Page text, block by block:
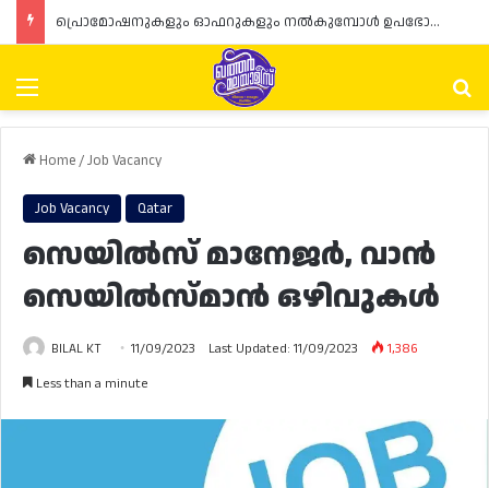
പ്രൊമോഷനുകളും ഓഫറുകളും നൽകുമ്പോൾ ഉപഭോക്താക്കളുടെ അവകാശങ്ങൾ ഉറപ്പാക്കണമെന്ന് ഖത്തർ വാണിജ്യ വ്യവസായ മന്ത്രാലയത്തിന്റെ (MoCI) നിർദ്ദേശം
Menu
Home/Job Vacancy
Job Vacancy Qatar
സെയിൽസ് മാനേജർ, വാൻ
സെയിൽസ്മാൻ ഒഴിവുകൾ
BILAL KT 11/09/2023 Last Updated: 11/09/2023
1,386
Less than a minute